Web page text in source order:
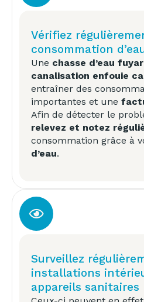
Vérifiez
consommation
Une chasse d’eau
canalisation enfouie
entraîner des
importantes et une
Afin de détecter le
relevez et notez
consommation grâce à
d’eau.
Surveillez
installations
appareils sanitaires